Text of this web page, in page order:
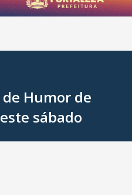
Humor de
sábado